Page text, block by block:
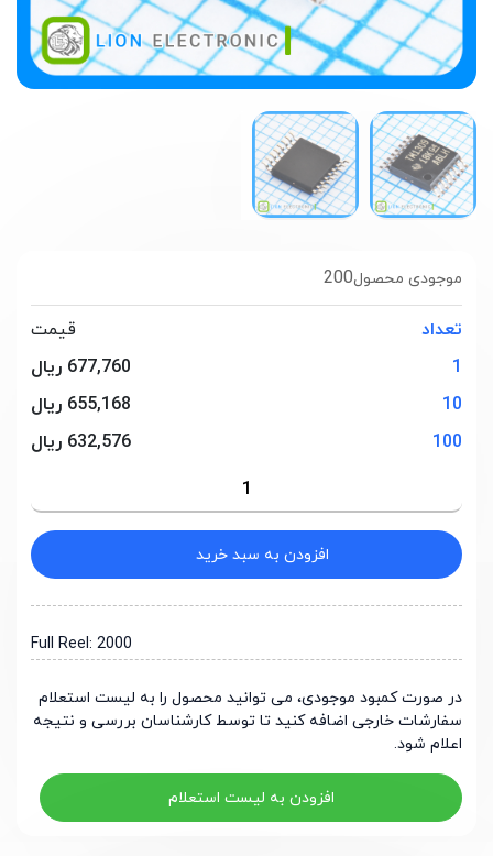
200موجودی محصول
تعداد
قیمت
1
677,760 ریال
10
655,168 ریال
100
632,576 ریال
افزودن به سبد خرید
Full Reel: 2000
در صورت کمبود موجودی، می توانید محصول را به لیست استعلام
سفارشات خارجی اضافه کنید تا توسط کارشناسان بررسی و نتیجه
اعلام شود.
افزودن به لیست استعلام